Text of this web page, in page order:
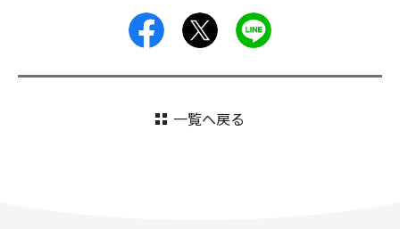
facebook
一覧へ戻る